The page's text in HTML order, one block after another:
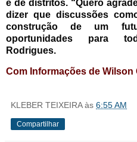
e de distritos. “Quero
dizer que discussões
construção de um
oportunidades para
Rodrigues.
Com Informações de Wilson
KLEBER TEIXEIRA às 6:55 AM
Compartilhar